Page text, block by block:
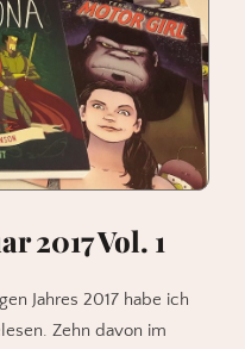
2017 Vol. 1
Jahres 2017 habe ich
Zehn davon im